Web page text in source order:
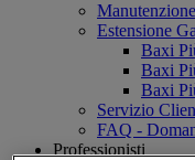
Estensione
Baxi
Baxi
Baxi
Servizio
FAQ -
Professionisti